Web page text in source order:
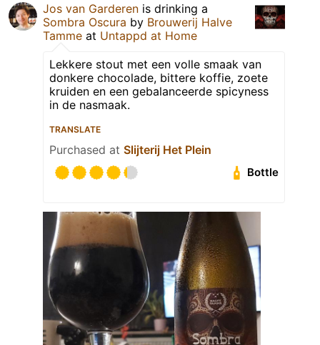
Jos van Garderen is drinking a
Sombra Oscura by Brouwerij Halve
Tamme at Untappd at Home
Lekkere stout met een volle smaak van
donkere chocolade, bittere koffie, zoete
kruiden en een gebalanceerde spicyness
in de nasmaak.
TRANSLATE
Purchased at Slijterij Het Plein
Bottle